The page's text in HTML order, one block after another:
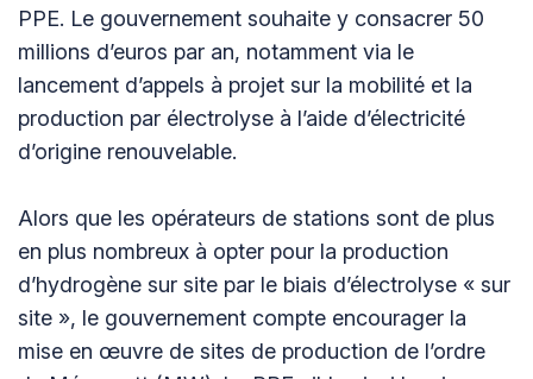
PPE. Le gouvernement souhaite y consacrer 50
millions d’euros par an, notamment via le
lancement d’appels à projet sur la mobilité et la
production par électrolyse à l’aide d’électricité
d’origine renouvelable.
Alors que les opérateurs de stations sont de plus
en plus nombreux à opter pour la production
d’hydrogène sur site par le biais d’électrolyse « sur
site », le gouvernement compte encourager la
mise en œuvre de sites de production de l’ordre